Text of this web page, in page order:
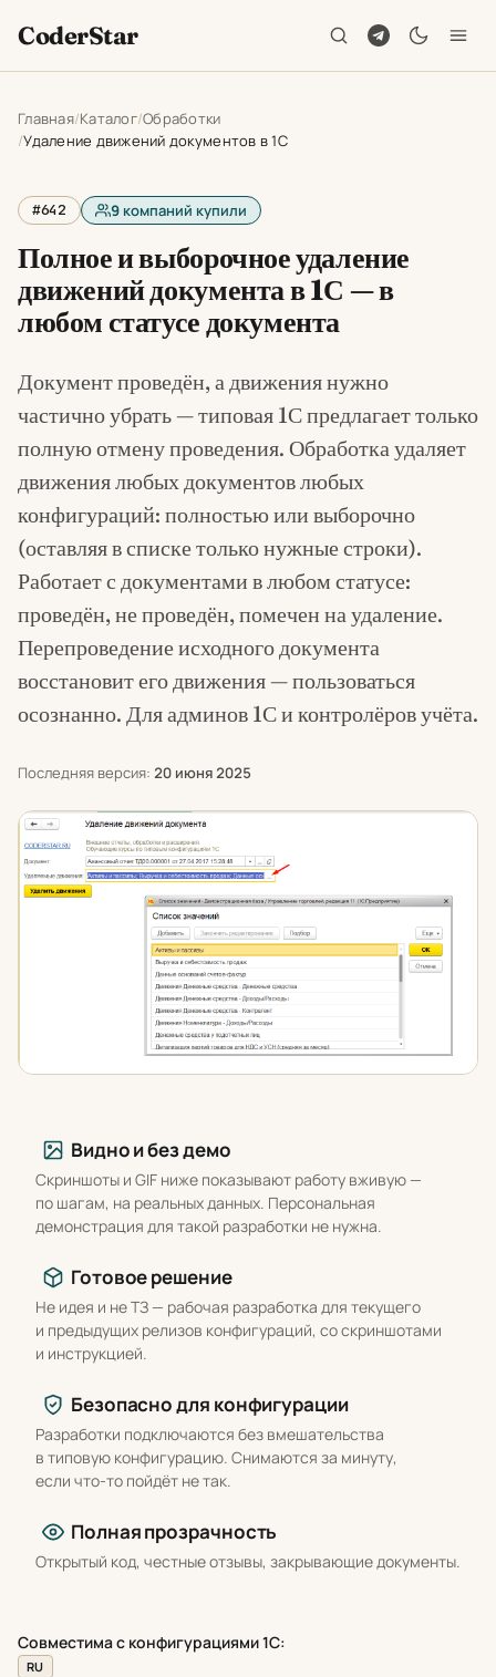
CoderStar
Главная Каталог Обработки
Удаление движений документов в 1С
#642 9компаний купили
Полное и выборочное удаление
движений документа в 1С — в
любом статусе документа
Документ проведён, а движения нужно
частично убрать — типовая 1С предлагает только
полную отмену проведения. Обработка удаляет
движения любых документов любых
конфигураций: полностью или выборочно
(оставляя в списке только нужные строки).
Работает с документами в любом статусе:
проведён, не проведён, помечен на удаление.
Перепроведение исходного документа
восстановит его движения — пользоваться
осознанно. Для админов 1С и контролёров учёта.
Последняя версия: 20 июня 2025
Видно и без демо
Скриншоты и GIF ниже показывают работу вживую —
по шагам, на реальных данных. Персональная
демонстрация для такой разработки не нужна.
Готовое решение
Не идея и не ТЗ — рабочая разработка для текущего
и предыдущих релизов конфигураций, со скриншотами
и инструкцией.
Безопасно для конфигурации
Разработки подключаются без вмешательства
в типовую конфигурацию. Снимаются за минуту,
если что-то пойдёт не так.
Полная прозрачность
Открытый код, честные отзывы, закрывающие документы.
Совместима с конфигурациями 1С:
RU